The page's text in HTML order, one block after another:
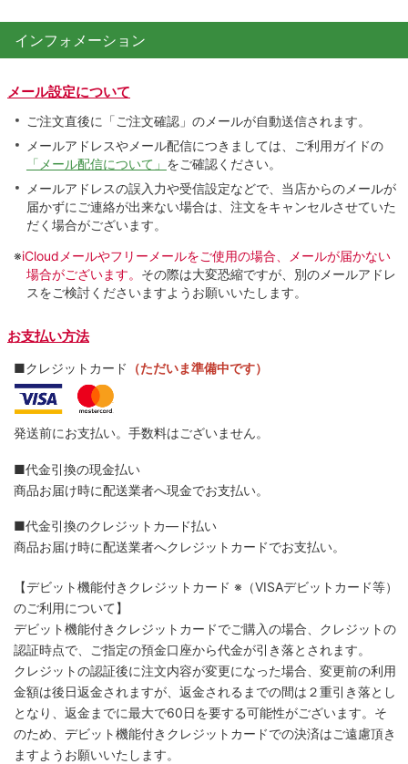
インフォメーション
メール設定について
ご注文直後に「ご注文確認」のメールが自動送信されます。
メールアドレスやメール配信につきましては、ご利用ガイドの
「メール配信について」 をご確認ください。
メールアドレスの誤入力や受信設定などで、当店からのメールが
届かずにご連絡が出来ない場合は、注文をキャンセルさせていた
だく場合がございます。
※iCloudメールやフリーメールをご使用の場合、メールが届かない
場合がございます。 その際は大変恐縮ですが、別のメールアドレ
スをご検討くださいますようお願いいたします。
お支払い方法
■クレジットカード （ただいま準備中です）
発送前にお支払い。手数料はございません。
■代金引換の現金払い
商品お届け時に配送業者へ現金でお支払い。
■代金引換のクレジットカ―ド払い
商品お届け時に配送業者へクレジットカードでお支払い。
【デビット機能付きクレジットカード ※（VISAデビットカード等）
のご利用について】
デビット機能付きクレジットカードでご購入の場合、クレジットの
認証時点で、ご指定の預金口座から代金が引き落とされます。
クレジットの認証後に注文内容が変更になった場合、変更前の利用
金額は後日返金されますが、返金されるまでの間は２重引き落とし
となり、返金までに最大で60日を要する可能性がございます。そ
のため、デビット機能付きクレジットカードでの決済はご遠慮頂き
ますようお願いいたします。